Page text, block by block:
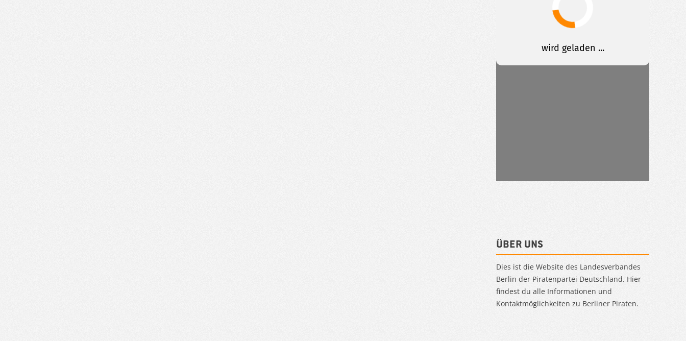
Über uns
Dies ist die Website des Landesverbandes
Berlin der Piratenpartei Deutschland. Hier
findest du alle Informationen und
Kontaktmöglichkeiten zu Berliner Piraten.